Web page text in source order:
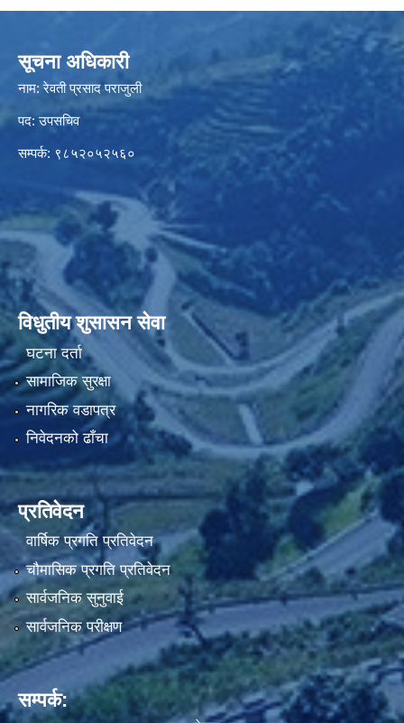
सूचना अधिकारी
नाम: रेवती प्रसाद पराजुली
पद: उपसचिव
सम्पर्क: ९८५२०५२५६०
विधुतीय शुसासन सेवा
घटना दर्ता
सामाजिक सुरक्षा
नागरिक वडापत्र
निवेदनको ढाँचा
प्रतिवेदन
वार्षिक प्रगति प्रतिवेदन
चौमासिक प्रगति प्रतिवेदन
सार्वजनिक सुनुवाई
सार्वजनिक परीक्षण
सम्पर्क: